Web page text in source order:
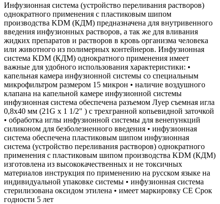
Инфузионная система (устройство переливания растворов)
однократного применения с пластиковым шипом
производства KDM (КДМ) предназначена для внутривенного
введения инфузионных растворов, а так же для вливания
жидких препаратов и растворов в кровь организма человека
или животного из полимерных контейнеров. Инфузионная
система KDM (КДМ) однократного применения имеет
важные для удобного использования характеристики: •
капельная камера инфузионной системы со специальным
микрофильтром размером 15 микрон • наличие воздушного
клапана на капельной камере инфузионной системы
инфузионная система обеспечена разъемом Луер съемная игла
0,8х40 мм (21G х 1 1/2" ) с трехгранной копьевидной заточкой
• обработка иглы инфузионной системы для венепункций
силиконом для безболезненного введения • инфузионная
система обеспечена пластиковым шипом инфузионная
система (устройство переливания растворов) однократного
применения с пластиковым шипом производства KDM (КДМ)
изготовлена из высококачественных и не токсичных
материалов инструкция по применению на русском языке на
индивидуальной упаковке системы • инфузионная система
стерилизована оксидом этилена • имеет маркировку СЕ Срок
годности 5 лет